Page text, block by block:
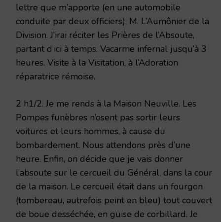
lettre que m’apporte (en une automobile
conduite par deux officiers), M. L’Aumônier de la
Division. J’irai réciter les Prières de l’Absoute,
partant d’ici à temps. Vacarme infernal jusqu’à 3
heures. Visite à la Visitation, à l’Adoration
réparatrice rémoise.
2 h1/2. Je me rends à la Maison Neuville. Les
Pompes funèbres n’osent pas sortir leurs
voitures et leurs hommes, à cause du
bombardement. Nous attendons près d’une
heure. Enfin, on décide que je vais donner
l’absoute sur le cercueil du Général, dans la cour
de la maison. Le cercueil était dans un fourgon
(tombereau, autrefois peint en bleu) tout couvert
de boue desséchée, en guise de corbillard. Je